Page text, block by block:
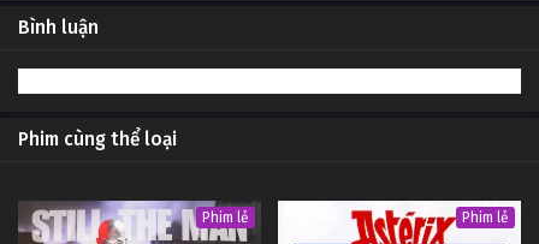
Bình luận
Phim cùng thể loại
Phim lẻ Phim lẻ